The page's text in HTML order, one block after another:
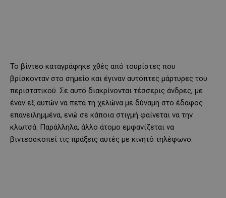
Το βίντεο καταγράφηκε χθές από τουρίστες που
βρίσκονταν στο σημείο και έγιναν αυτόπτες μάρτυρες του
περιστατικού. Σε αυτό διακρίνονται τέσσερις άνδρες, με
έναν εξ αυτών να πετά τη χελώνα με δύναμη στο έδαφος
επανειλημμένα, ενώ σε κάποια στιγμή φαίνεται να την
κλωτσά. Παράλληλα, άλλο άτομο εμφανίζεται να
βιντεοσκοπεί τις πράξεις αυτές με κινητό τηλέφωνο.